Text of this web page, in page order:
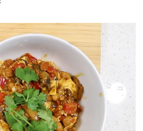
картофелем, капустой и кокосовым